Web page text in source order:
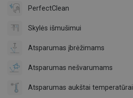
PerfectClean
Skylės išmušimui
Atsparumas įbrėžimams
Atsparumas nešvarumams
Atsparumas aukštai temperatūrai